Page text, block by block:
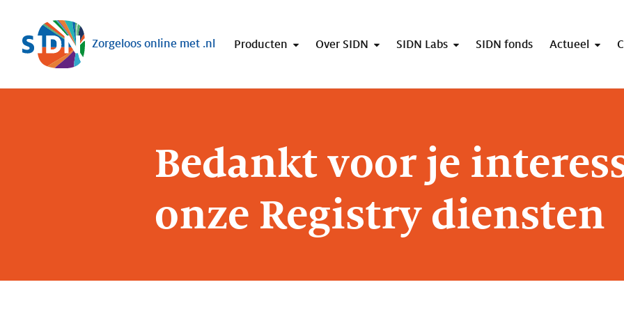
Sla navigatie over
Zorgeloos online met .nl Producten Over SIDN SIDN Labs SIDN fonds Actueel
Bedankt voor je
onze Registry diensten